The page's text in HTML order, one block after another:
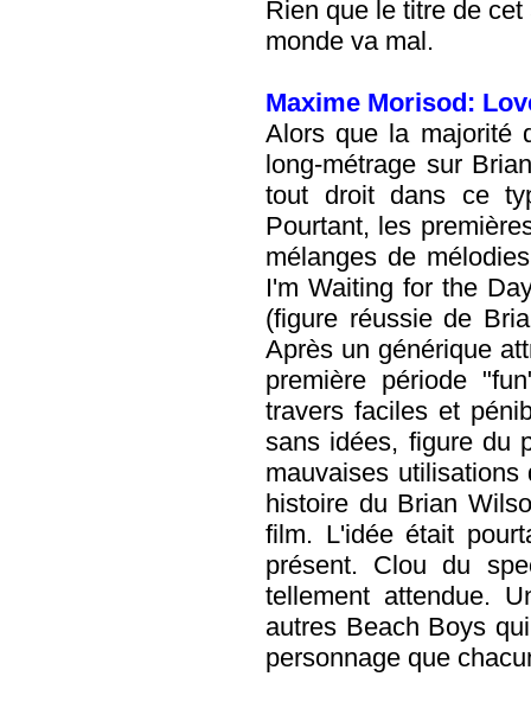
Rien que le titre de
monde va mal.
Maxime Morisod:
Alors que la majorité
long-métrage sur
tout droit dans ce
Pourtant, les
mélanges de
I'm Waiting for the
(figure réussie de
Après un générique
première période
travers faciles et
sans idées, figure du
mauvaises
histoire du Brian
film. L'idée était
présent. Clou du
tellement attendue.
autres Beach Boys
personnage que